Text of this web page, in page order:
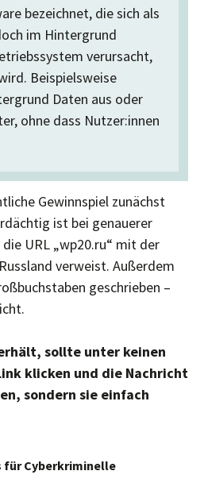
bezeichnet, die sich als
im Hintergrund
verursacht,
Beispielsweise
Daten aus oder
ohne dass Nutzer:innen
Gewinnspiel zunächst
ist bei genauerer
URL „wp20.ru“ mit der
verweist. Außerdem
geschrieben –
sollte unter keinen
klicken und die Nachricht
sondern sie einfach
für Cyberkriminelle